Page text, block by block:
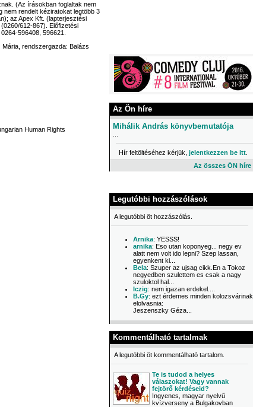
(Az írásokban foglaltak nem
nem rendelt kéziratokat legtöbb 3
az Apex Kft. (lapterjesztési
612-867). Előfizetési
596408, 596621.
rendszergazda: Balázs
Human Rights
Az Ön híre
Mihálik András könyvbemutatója
Hír feltöltéséhez kérjük, jelentkezzen be itt
Az összes ÖN híre
Legutóbbi hozzászólások
A legutóbbi öt hozzászólás.
Arnika: YESSS!
arnika: Eso utan koponyeg... negy ev
alatt nem volt ido lepni? Szep lassan,
egyenkent ki...
Bela: Szuper az ujsag cikk.En a Tokoz
negyedben szulettem es csak a nagy
szuloktol hal...
Iczig: nem igazan erdekel....
B.Gy: ezt érdemes minden kolozsvárinak
elolvasnia:
Jeszenszky Géza...
Kommentálható tartalmak
A legutóbbi öt kommentálható tartalom.
Te is tudod a helyes
válaszokat! Vagy vannak
fejtörő kérdéseid?
Ingyenes, magyar nyelvű
kvízverseny a Bulgakovban